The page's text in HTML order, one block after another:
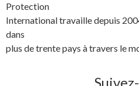
Protection
International travaille depuis
dans
plus de trente pays à travers le